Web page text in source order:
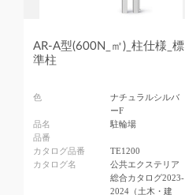
AR-A型(600N_㎡)_柱仕様_標
準柱
色
ナチュラルシルバ
ーF
品名
駐輪場
品番
カタログ品番
TE1200
カタログ名
公共エクステリア
総合カタログ2023-
2024（土木・建